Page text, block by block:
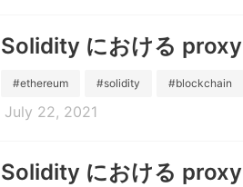
Solidity における
#ethereum #solidity #blockchain
July 22, 2021
Solidity における